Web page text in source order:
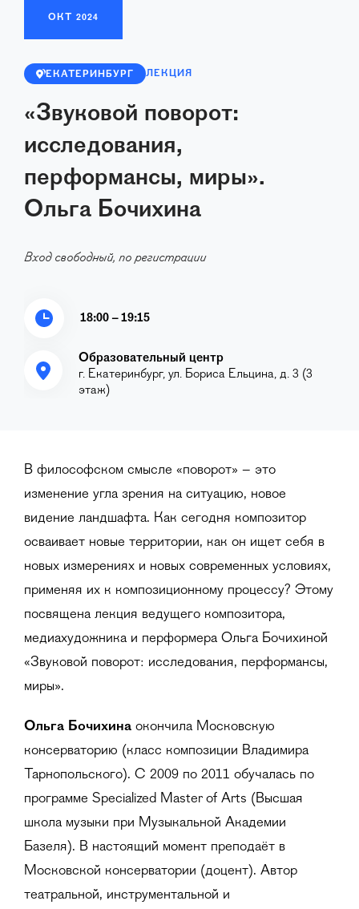
ОКТ 2024
ЕКАТЕРИНБУРГ ЛЕКЦИЯ
«Звуковой поворот:
исследования,
перформансы, миры».
Ольга Бочихина
Вход свободный, по регистрации
18:00 – 19:15
Образовательный центр
г. Екатеринбург, ул. Бориса Ельцина, д. 3 (3
этаж)
В философском смысле «поворот» – это
изменение угла зрения на ситуацию, новое
видение ландшафта. Как сегодня композитор
осваивает новые территории, как он ищет себя в
новых измерениях и новых современных условиях,
применяя их к композиционному процессу? Этому
посвящена лекция ведущего композитора,
медиахудожника и перформера Ольга Бочихиной
«Звуковой поворот: исследования, перформансы,
миры».
Ольга Бочихина окончила Московскую
консерваторию (класс композиции Владимира
Тарнопольского). С 2009 по 2011 обучалась по
программе Specialized Master of Arts (Высшая
школа музыки при Музыкальной Академии
Базеля). В настоящий момент преподаёт в
Московской консерватории (доцент). Автор
театральной, инструментальной и